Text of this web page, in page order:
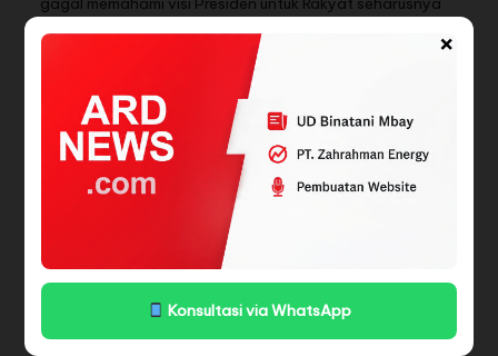
×
Konsultasi via WhatsApp
diberi sanksi tegas,” lanjut Wawan Setiawan.
Wawan Setiawan juga mengingatkan pentingnya sinergi
antar instansi Pemerintah dalam menjaga kedaulatan
laut Indonesia. Ia berharap, kedepan, tidak ada lagi
kebijakan atau pernyataan yang justru menghambat
penegakan Hukum di Wilayah perairan Nasional.
“Nelayan adalah tulang punggung sektor perikanan kita.
Mereka sudah cukup menderita akibat kebijakan yang
tidak pro-Rakyat. Jangan sampai mereka juga harus
menghadapi birokrasi yang saling menyalahkan,”ujarnya.
Tetapi bukan hanya pagarnya saja yang harus dicabut,